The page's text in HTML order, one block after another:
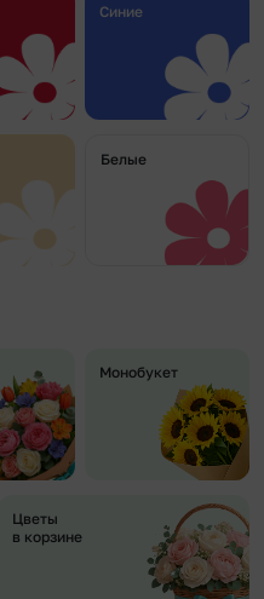
Синие
Белые
Монобукет
Цветы
в корзине